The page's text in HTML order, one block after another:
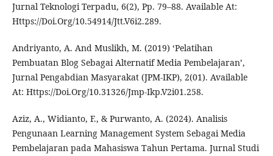
Jurnal Teknologi Terpadu, 6(2), Pp. 79–88. Available At:
Https://Doi.Org/10.54914/Jtt.V6i2.289.
Andriyanto, A. And Muslikh, M. (2019) ‘Pelatihan
Pembuatan Blog Sebagai Alternatif Media Pembelajaran’,
Jurnal Pengabdian Masyarakat (JPM-IKP), 2(01). Available
At: Https://Doi.Org/10.31326/Jmp-Ikp.V2i01.258.
Aziz, A., Widianto, F., & Purwanto, A. (2024). Analisis
Pengunaan Learning Management System Sebagai Media
Pembelajaran pada Mahasiswa Tahun Pertama. Jurnal Studi